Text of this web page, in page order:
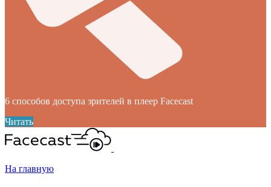
6 способов доступа зрителей в плеер Facecast
Читать
На главную